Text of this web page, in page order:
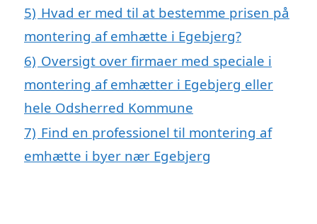
5) Hvad er med til at bestemme prisen på
montering af emhætte i Egebjerg?
6) Oversigt over firmaer med speciale i
montering af emhætter i Egebjerg eller
hele Odsherred Kommune
7) Find en professionel til montering af
emhætte i byer nær Egebjerg